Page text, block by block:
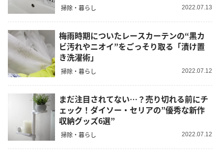
掃除・暮らし 2022.07.13
梅雨時期についたレースカーテンの“黒カ
ビ汚れやニオイ”をごっそり取る「漬け置
き洗濯術」
掃除・暮らし 2022.07.12
まだ注目されてない…？売り切れる前にチ
ェック！ダイソー・セリアの”優秀な新作
収納グッズ6選”
掃除・暮らし 2022.07.12